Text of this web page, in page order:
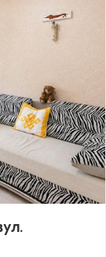
охорона 24/7.
м. Лівобережна
ЖК та
краси,
супермаркети
МВЦ, Яхт-
для
самі, що це
Перепоступку
35 35